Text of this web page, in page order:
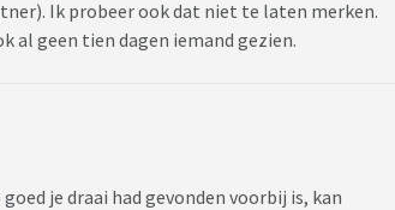
Ik probeer ook dat niet te laten merken.
al geen tien dagen iemand gezien.
je draai had gevonden voorbij is, kan